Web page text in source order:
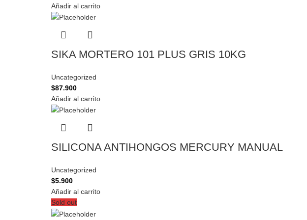
Añadir al carrito
SIKA MORTERO 101 PLUS GRIS 10KG
Uncategorized
$87.900
Añadir al carrito
SILICONA ANTIHONGOS MERCURY MANUAL
Uncategorized
$5.900
Añadir al carrito
Sold out